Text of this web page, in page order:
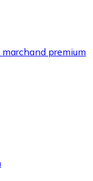
premium